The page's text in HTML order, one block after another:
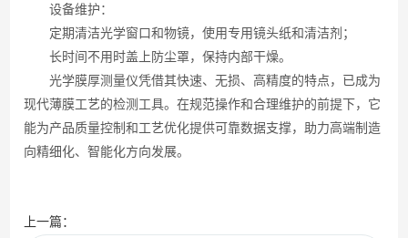
设备维护：
定期清洁光学窗口和物镜，使用专用镜头纸和清洁剂；
长时间不用时盖上防尘罩，保持内部干燥。
光学膜厚测量仪凭借其快速、无损、高精度的特点，已成为
现代薄膜工艺的检测工具。在规范操作和合理维护的前提下，它
能为产品质量控制和工艺优化提供可靠数据支撑，助力高端制造
向精细化、智能化方向发展。
上一篇：